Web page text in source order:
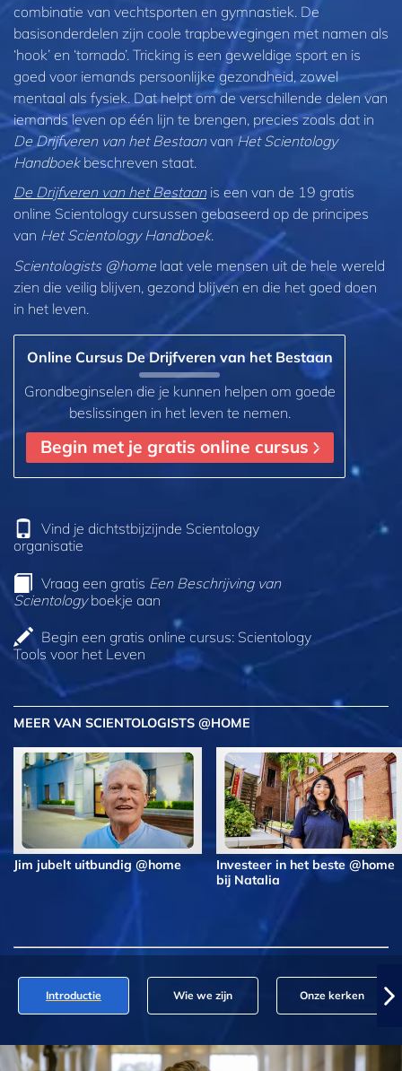
combinatie van vechtsporten en gymnastiek. De
basisonderdelen zijn coole trapbewegingen met namen als
‘hook’ en ‘tornado’. Tricking is een geweldige sport en is
goed voor iemands persoonlijke gezondheid, zowel
mentaal als fysiek. Dat helpt om de verschillende delen van
iemands leven op één lijn te brengen, precies zoals dat in
De Drijfveren van het Bestaanvan Het Scientology
Handboekbeschreven staat.
De Drijfveren van het Bestaanis een van de 19 gratis
online Scientology cursussen gebaseerd op de principes
van Het Scientology Handboek.
Scientologists @homelaat vele mensen uit de hele wereld
zien die veilig blijven, gezond blijven en die het goed doen
in het leven.
Online Cursus De Drijfveren van het Bestaan
Grondbeginselen die je kunnen helpen om goede
beslissingen in het leven te nemen.
Begin met je gratis online cursus
Vind je dichtstbijzijnde Scientology
organisatie
Vraag een gratis Een Beschrijving van
Scientologyboekje aan
Begin een gratis online cursus: Scientology
Tools voor het Leven
MEER VAN SCIENTOLOGISTS @HOME
Jim jubelt uitbundig @home
Investeer in het beste @home
bij Natalia
Introductie Wie we zijn Onze kerken